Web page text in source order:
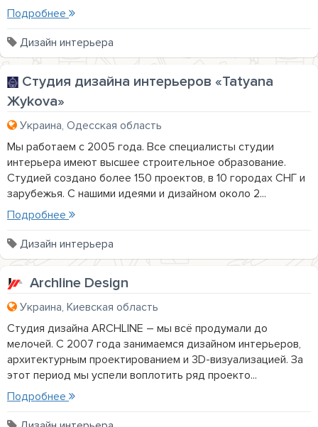
Подробнее
Дизайн интерьера
Студия дизайна интерьеров «Tatyana
Жykova»
Украина, Одесская область
Мы работаем с 2005 года. Все специалисты студии
интерьера имеют высшее строительное образование.
Студией создано более 150 проектов, в 10 городах СНГ и
зарубежья. С нашими идеями и дизайном около 2...
Подробнее
Дизайн интерьера
Archline Design
Украина, Киевская область
Студия дизайна ARCHLINE – мы всё продумали до
мелочей. С 2007 года занимаемся дизайном интерьеров,
архитектурным проектированием и 3D-визуализацией. За
этот период мы успели воплотить ряд проекто...
Подробнее